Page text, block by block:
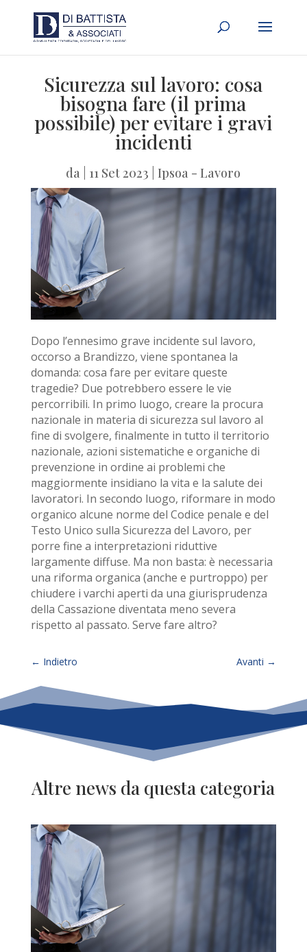
Sicurezza sul lavoro: cosa
bisogna fare (il prima
possibile) per evitare i gravi
incidenti
da 11 Set 2023 |Ipsoa - Lavoro
Dopo l’ennesimo grave incidente sul lavoro,
occorso a Brandizzo, viene spontanea la
domanda: cosa fare per evitare queste
tragedie? Due potrebbero essere le vie
percorribili. In primo luogo, creare la procura
nazionale in materia di sicurezza sul lavoro al
fine di svolgere, finalmente in tutto il territorio
nazionale, azioni sistematiche e organiche di
prevenzione in ordine ai problemi che
maggiormente insidiano la vita e la salute dei
lavoratori. In secondo luogo, riformare in modo
organico alcune norme del Codice penale e del
Testo Unico sulla Sicurezza del Lavoro, per
porre fine a interpretazioni riduttive
largamente diffuse. Ma non basta: è necessaria
una riforma organica (anche e purtroppo) per
chiudere i varchi aperti da una giurisprudenza
della Cassazione diventata meno severa
rispetto al passato. Serve fare altro?
← Indietro Avanti →
Altre news da questa categoria